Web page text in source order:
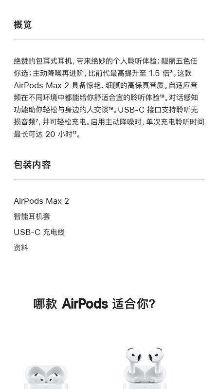
概览
绝赞的包耳式耳机，带来绝妙的个人聆听体验；靓丽五色任
你选；主动降噪再进阶，比前代最高提升至 1.5 倍脚
注
³。这款
AirPods Max 2 具备惊艳、细腻的高保真音质。自适应音
频在不同环境中都能给你舒适合宜的聆听体验脚
注
¹⁹。对话感知
功能助你轻松与身边的人交谈脚
注
¹⁹。USB-C 接口支持聆听无
损音频脚
注
⁷，并可轻松充电。启用主动降噪时，单次充电聆听时间
最长可达 20 小时脚
¹¹。
包装内容
AirPods Max 2
智能耳机套
USB-C 充电线
资料
哪款 AirPods 适合你？